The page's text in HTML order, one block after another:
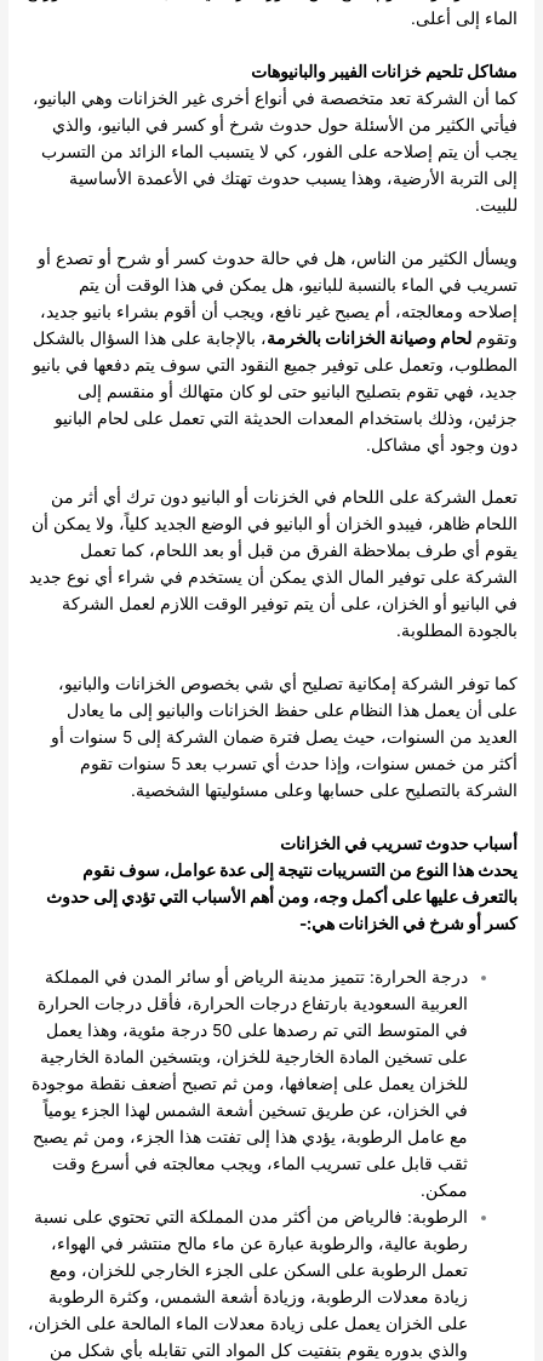
الماء إلى أعلى.
مشاكل تلحيم خزانات الفيبر والبانيوهات
كما أن الشركة تعد متخصصة في أنواع أخرى غير الخزانات وهي البانيو،
فيأتي الكثير من الأسئلة حول حدوث شرخ أو كسر في البانيو، والذي
يجب أن يتم إصلاحه على الفور، كي لا يتسبب الماء الزائد من التسرب
إلى التربة الأرضية، وهذا يسبب حدوث تهتك في الأعمدة الأساسية
للبيت.
ويسأل الكثير من الناس، هل في حالة حدوث كسر أو شرح أو تصدع أو
تسريب في الماء بالنسبة للبانيو، هل يمكن في هذا الوقت أن يتم
إصلاحه ومعالجته، أم يصبح غير نافع، ويجب أن أقوم بشراء بانيو جديد،
وتقوملحام وصيانة الخزانات بالخرمة، بالإجابة على هذا السؤال بالشكل
المطلوب، وتعمل على توفير جميع النقود التي سوف يتم دفعها في بانيو
جديد، فهي تقوم بتصليح البانيو حتى لو كان متهالك أو منقسم إلى
جزئين، وذلك باستخدام المعدات الحديثة التي تعمل على لحام البانيو
دون وجود أي مشاكل.
تعمل الشركة على اللحام في الخزنات أو البانيو دون ترك أي أثر من
اللحام ظاهر، فيبدو الخزان أو البانيو في الوضع الجديد كلياً، ولا يمكن أن
يقوم أي طرف بملاحظة الفرق من قبل أو بعد اللحام، كما تعمل
الشركة على توفير المال الذي يمكن أن يستخدم في شراء أي نوع جديد
في البانيو أو الخزان، على أن يتم توفير الوقت اللازم لعمل الشركة
بالجودة المطلوبة.
كما توفر الشركة إمكانية تصليح أي شي بخصوص الخزانات والبانيو،
على أن يعمل هذا النظام على حفظ الخزانات والبانيو إلى ما يعادل
العديد من السنوات، حيث يصل فترة ضمان الشركة إلى 5 سنوات أو
أكثر من خمس سنوات، وإذا حدث أي تسرب بعد 5 سنوات تقوم
الشركة بالتصليح على حسابها وعلى مسئوليتها الشخصية.
أسباب حدوث تسريب في الخزانات
يحدث هذا النوع من التسريبات نتيجة إلى عدة عوامل، سوف نقوم
بالتعرف عليها على أكمل وجه، ومن أهم الأسباب التي تؤدي إلى حدوث
كسر أو شرخ في الخزانات هي:-
درجة الحرارة: تتميز مدينة الرياض أو سائر المدن في المملكة
العربية السعودية بارتفاع درجات الحرارة، فأقل درجات الحرارة
في المتوسط التي تم رصدها على 50 درجة مئوية، وهذا يعمل
على تسخين المادة الخارجية للخزان، وبتسخين المادة الخارجية
للخزان يعمل على إضعافها، ومن ثم تصبح أضعف نقطة موجودة
في الخزان، عن طريق تسخين أشعة الشمس لهذا الجزء يومياً
مع عامل الرطوبة، يؤدي هذا إلى تفتت هذا الجزء، ومن ثم يصبح
ثقب قابل على تسريب الماء، ويجب معالجته في أسرع وقت
ممكن.
الرطوبة: فالرياض من أكثر مدن المملكة التي تحتوي على نسبة
رطوبة عالية، والرطوبة عبارة عن ماء مالح منتشر في الهواء،
تعمل الرطوبة على السكن على الجزء الخارجي للخزان، ومع
زيادة معدلات الرطوبة، وزيادة أشعة الشمس، وكثرة الرطوبة
على الخزان يعمل على زيادة معدلات الماء المالحة على الخزان،
والذي بدوره يقوم بتفتيت كل المواد التي تقابله بأي شكل من